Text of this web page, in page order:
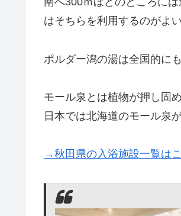
はそちらを利用するのがよ
ポルダー潟の湯は全国的に
モール泉とは植物が押し固
日本では北海道のモール泉
→秋田県の入浴施設一覧は